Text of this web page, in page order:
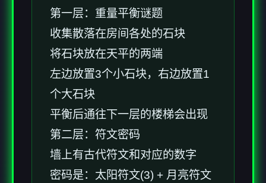
第一层：重量平衡谜题
收集散落在房间各处的石块
将石块放在天平的两端
左边放置3个小石块，右边放置1
个大石块
平衡后通往下一层的楼梯会出现
第二层：符文密码
墙上有古代符文和对应的数字
密码是：太阳符文(3) + 月亮符文